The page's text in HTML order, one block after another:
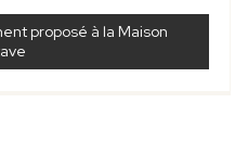
proposé à la Maison